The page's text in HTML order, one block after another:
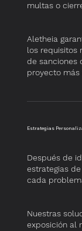
multas o
Aletheia
los requisitos
de sanciones
proyecto más
​Estrategias
​Después de
estrategias
cada
Nuestras
exposición al